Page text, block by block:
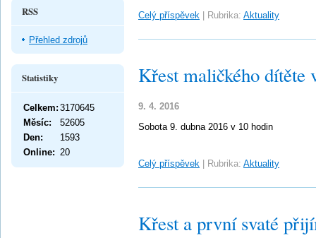
Celý příspěvek Rubrika: Aktuality
Křest maličkého dítěte
9. 4. 2016
Sobota 9. dubna 2016 v 10 hodin
Celý příspěvek Rubrika: Aktuality
Křest a první svaté
RSS
Přehled zdrojů
Statistiky
Online: 20
Celkem: 3170645
Měsíc:
52605
Den:
1593